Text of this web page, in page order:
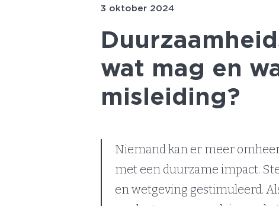
3 oktober 2024
wat mag en
misleiding?
Niemand kan er meer
met een duurzame impact.
en wetgeving gestimuleerd.